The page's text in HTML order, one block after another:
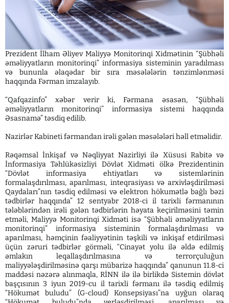
Prezident İlham Əliyev Maliyyə Monitorinqi Xidmətinin “Şübhəli
əməliyyatların monitorinqi” informasiya sisteminin yaradılması
və bununla əlaqədar bir sıra məsələlərin tənzimlənməsi
haqqında Fərman imzalayıb.
“Qafqazinfo” xəbər verir ki, Fərmana əsasən, “Şübhəli
əməliyyatların monitorinqi” informasiya sistemi haqqında
Əsasnamə” təsdiq edilib.
Nazirlər Kabineti fərmandan irəli gələn məsələləri həll etməlidir.
Rəqəmsal İnkişaf və Nəqliyyat Nazirliyi ilə Xüsusi Rabitə və
İnformasiya Təhlükəsizliyi Dövlət Xidməti ölkə Prezidentinin
“Dövlət informasiya ehtiyatları və sistemlərinin
formalaşdırılması, aparılması, inteqrasiyası və arxivləşdirilməsi
Qaydaları”nın təsdiq edilməsi və elektron hökumətlə bağlı bəzi
tədbirlər haqqında” 12 sentyabr 2018-ci il tarixli fərmanının
tələblərindən irəli gələn tədbirlərin həyata keçirilməsini təmin
etməli, Maliyyə Monitorinqi Xidməti isə “Şübhəli əməliyyatların
monitorinqi” informasiya sisteminin formalaşdırılması və
aparılması, həmçinin fəaliyyətinin təşkili və inkişaf etdirilməsi
üçün zəruri tədbirlər görməli, “Cinayət yolu ilə əldə edilmiş
əmlakın leqallaşdırılmasına və terrorçuluğun
maliyyələşdirilməsinə qarşı mübarizə haqqında” qanunun 11.8-ci
maddəsi nəzərə alınmaqla, RİNN ilə ilə birlikdə Sistemin dövlət
başçısının 3 iyun 2019-cu il tarixli fərmanı ilə təsdiq edilmiş
“Hökumət buludu” (G-cloud) Konsepsiyası”na uyğun olaraq